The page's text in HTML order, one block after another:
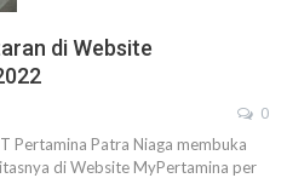
di Website
0
Pertamina Patra Niaga membuka
di Website MyPertamina per